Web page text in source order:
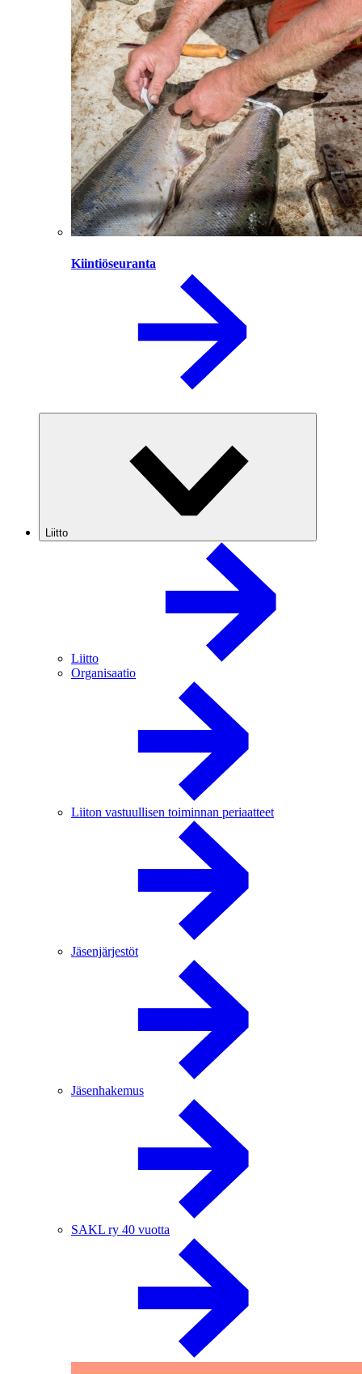
Kiintiöseuranta
Liitto
Liitto
Organisaatio
Liiton vastuullisen toiminnan periaatteet
Jäsenjärjestöt
Jäsenhakemus
SAKL ry 40 vuotta